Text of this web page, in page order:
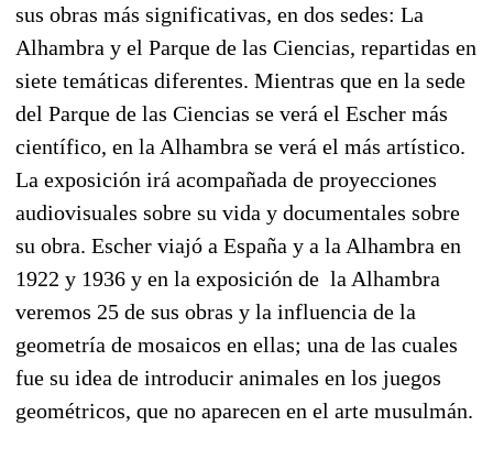
sus obras más significativas, en dos sedes: La
Alhambra y el Parque de las Ciencias, repartidas en
siete temáticas diferentes. Mientras que en la sede
del Parque de las Ciencias se verá el Escher más
científico, en la Alhambra se verá el más artístico.
La exposición irá acompañada de proyecciones
audiovisuales sobre su vida y documentales sobre
su obra. Escher viajó a España y a la Alhambra en
1922 y 1936 y en la exposición de la Alhambra
veremos 25 de sus obras y la influencia de la
geometría de mosaicos en ellas; una de las cuales
fue su idea de introducir animales en los juegos
geométricos, que no aparecen en el arte musulmán.